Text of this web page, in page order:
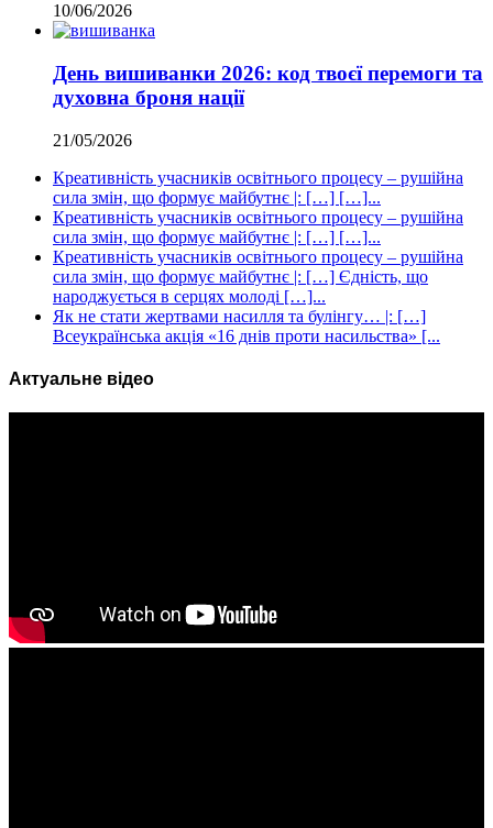
10/06/2026
День вишиванки 2026: код твоєї перемоги та
духовна броня нації
21/05/2026
Креативність учасників освітнього процесу – рушійна
сила змін, що формує майбутнє |: […] […]...
Креативність учасників освітнього процесу – рушійна
сила змін, що формує майбутнє |: […] […]...
Креативність учасників освітнього процесу – рушійна
сила змін, що формує майбутнє |: […] Єдність, що
народжується в серцях молоді […]...
Як не стати жертвами насилля та булінгу… |: […]
Всеукраїнська акція «16 днів проти насильства» [...
Актуальне відео